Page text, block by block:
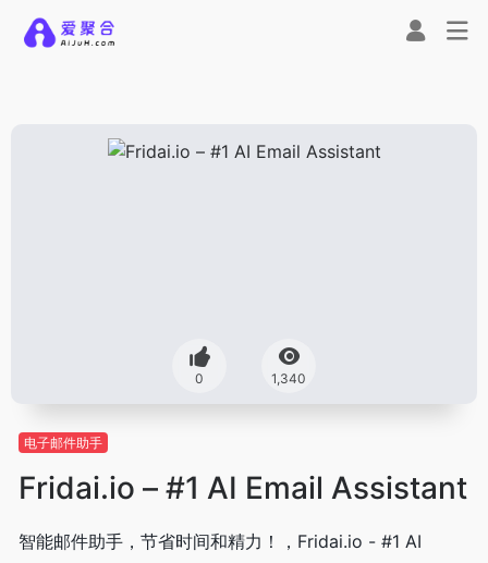
0 1,340
电子邮件助手
Fridai.io – #1 AI Email Assistant
智能邮件助手，节省时间和精力！，Fridai.io - #1 AI